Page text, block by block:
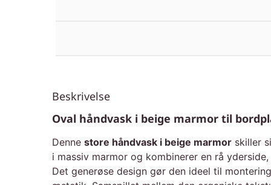
Beskrivelse
Oval håndvask i beige marmor til
Denne store håndvask i beige marmor skiller
i massiv marmor og kombinerer en rå
Det generøse design gør den ideel til